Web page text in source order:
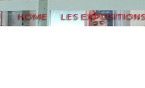
HOME LES